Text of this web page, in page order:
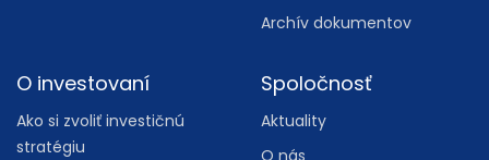
Archív dokumentov
O investovaní
Ako si zvoliť investičnú
stratégiu
Spoločnosť
Aktuality
O nás